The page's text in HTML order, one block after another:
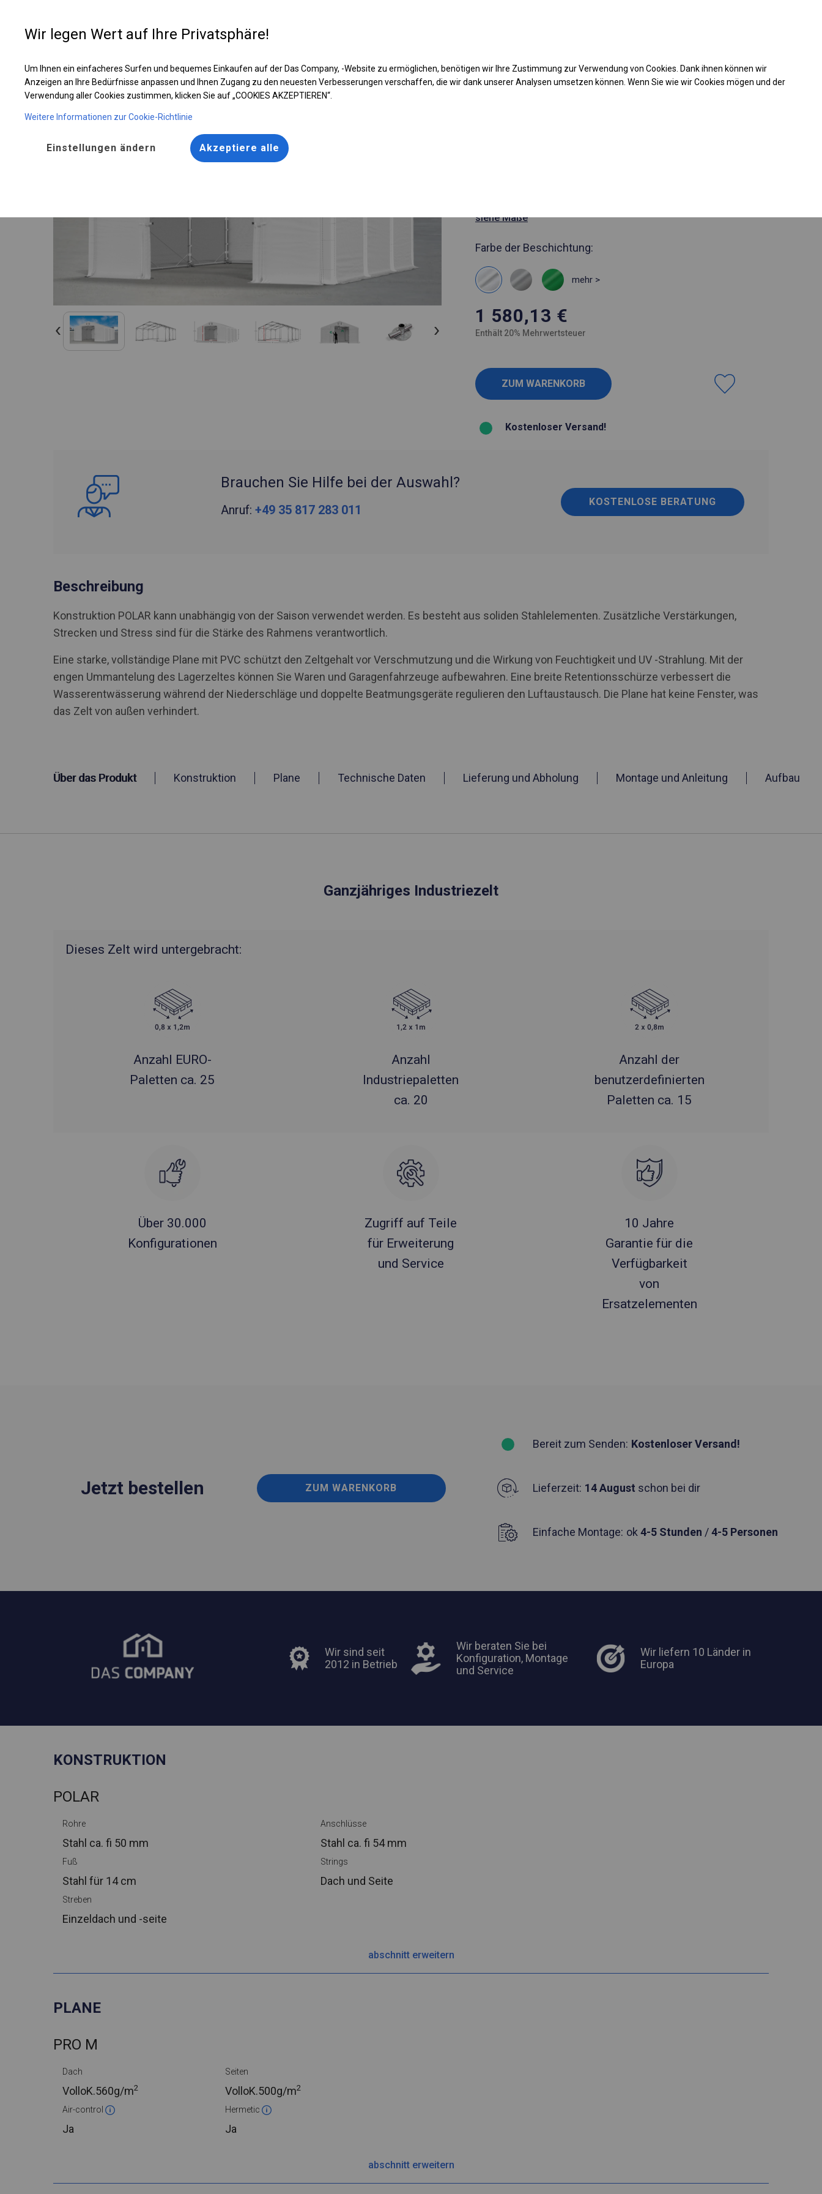
Entwerfen Sie Ihr Zelt
Ganzjähriges Industriezelt | 4x6 m Laden Sie das PDF -Angebot herunter
siehe Maße
Farbe der Beschichtung:
mehr >
1 580,13 €
Enthält 20% Mehrwertsteuer
Kostenloser Versand!
Brauchen Sie Hilfe bei der Auswahl?
Anruf: +49 35 817 283 011
KOSTENLOSE BERATUNG
Beschreibung
Konstruktion POLAR kann unabhängig von der Saison verwendet werden. Es besteht aus soliden Stahlelementen. Zusätzliche Verstärkungen,
Strecken und Stress sind für die Stärke des Rahmens verantwortlich.
Eine starke, vollständige Plane mit PVC schützt den Zeltgehalt vor Verschmutzung und die Wirkung von Feuchtigkeit und UV -Strahlung. Mit der
engen Ummantelung des Lagerzeltes können Sie Waren und Garagenfahrzeuge aufbewahren. Eine breite Retentionsschürze verbessert die
Wasserentwässerung während der Niederschläge und doppelte Beatmungsgeräte regulieren den Luftaustausch. Die Plane hat keine Fenster, was
das Zelt von außen verhindert.
Über das Produkt Konstruktion Plane Technische Daten Lieferung und Abholung Montage und Anleitung Aufbau
Ganzjähriges Industriezelt
Dieses Zelt wird untergebracht:
Anzahl EURO-
Paletten ca. 25
Anzahl
Industriepaletten
ca. 20
Anzahl der
benutzerdefinierten
Paletten ca. 15
Über 30.000
Konfigurationen
Zugriff auf Teile
für Erweiterung
und Service
10 Jahre
Garantie für die
Verfügbarkeit
von
Ersatzelementen
Jetzt bestellen ZUM WARENKORB
Bereit zum Senden: Kostenloser Versand!
Lieferzeit: 14 August schon bei dir
Einfache Montage: ok 4-5 Stunden /4-5 Personen
Wir sind seit
2012 in Betrieb
Wir beraten Sie bei
Konfiguration, Montage
und Service
Wir liefern 10 Länder in
Europa
KONSTRUKTION
POLAR
Rohre
Stahl ca. fi 50 mm
Anschlüsse
Stahl ca. fi 54 mm
Fuß
Stahl für 14 cm
Strings
Dach und Seite
Streben
Einzeldach und -seite
abschnitt erweitern
PLANE
PRO M
Dach
VolloK.560g/m2
Seiten
VolloK.500g/m2
Air-control
Ja
Hermetic
Ja
abschnitt erweitern
Wir legen Wert auf Ihre Privatsphäre!
Um Ihnen ein einfacheres Surfen und bequemes Einkaufen auf der Das Company, -Website zu ermöglichen, benötigen wir Ihre Zustimmung zur Verwendung von Cookies. Dank ihnen können wir
Anzeigen an Ihre Bedürfnisse anpassen und Ihnen Zugang zu den neuesten Verbesserungen verschaffen, die wir dank unserer Analysen umsetzen können. Wenn Sie wie wir Cookies mögen und der
Verwendung aller Cookies zustimmen, klicken Sie auf „COOKIES AKZEPTIEREN“.
Weitere Informationen zur Cookie-Richtlinie
Einstellungen ändern Akzeptiere alle